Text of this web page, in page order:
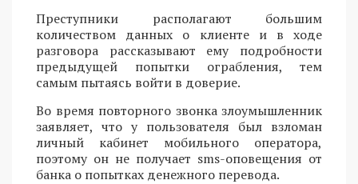
Преступники располагают большим
количеством данных о клиенте и в ходе
разговора рассказывают ему подробности
предыдущей попытки ограбления, тем
самым пытаясь войти в доверие.
Во время повторного звонка злоумышленник
заявляет, что у пользователя был взломан
личный кабинет мобильного оператора,
поэтому он не получает sms-оповещения от
банка о попытках денежного перевода.